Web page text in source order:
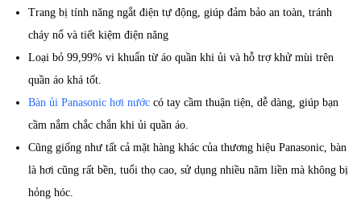
Trang bị tính năng ngắt điện tự động, giúp đảm bảo an toàn, tránh
cháy nổ và tiết kiệm điện năng
Loại bỏ 99,99% vi khuẩn từ áo quần khi ủi và hỗ trợ khử mùi trên
quần áo khá tốt.
Bàn ủi Panasonic hơi nước có tay cầm thuận tiện, dễ dàng, giúp bạn
cầm nắm chắc chắn khi ủi quần áo.
Cũng giống như tất cả mặt hàng khác của thương hiệu Panasonic, bàn
là hơi cũng rất bền, tuổi thọ cao, sử dụng nhiều năm liền mà không bị
hỏng hóc.